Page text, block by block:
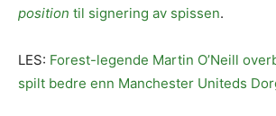
position til signering av spissen.
LES: Forest-legende Martin O’Neill
spilt bedre enn Manchester Uniteds